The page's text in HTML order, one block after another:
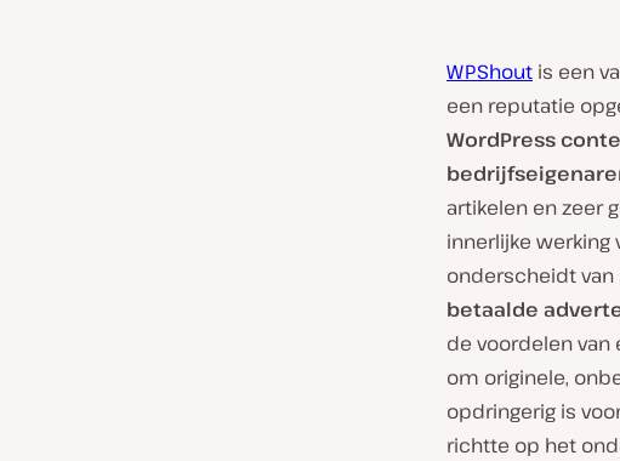
WPShout is een
een reputatie
WordPress
artikelen en zeer
innerlijke werking
onderscheidt van
betaalde
de voordelen
om originele,
opdringerig is
richtte op het